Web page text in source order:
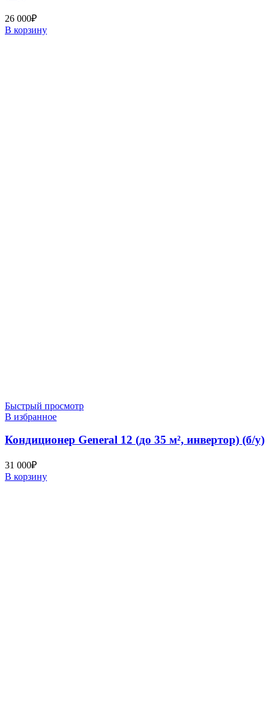
26 000₽
В корзину
Быстрый просмотр
В избранное
Кондиционер General 12 (до 35 м², инвертор) (б/у)
31 000₽
В корзину